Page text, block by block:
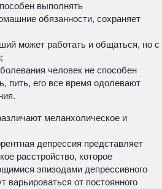
выполнять
обязанности, сохраняет
может работать и общаться, но с
человек не способен
пить, его все время одолевают
меланхолическое и
депрессия представляет
расстройство, которое
эпизодами депрессивного
варьироваться от постоянного